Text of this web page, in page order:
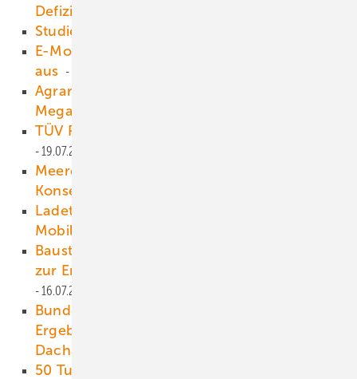
Defizit 2050
Studie: fast gar keine Kollisionen
E-Mobilität: Europa baut seine Marktposition
aus
Agrarbetrieb verpachtet Dächer für 1,5
Megawatt Solarleistung
TÜV Rheinland zertifiziert Wasserstoff
19.07.2021
Meereswindkraft und Naturschutz suchen
Konsens
Ladetechnik für private & gewerbliche E-
Mobilität
Baustart für die größte bayerische Anlage
zur Erzeugung von grünem Wasserstoff
16.07.2021
Bundesnetzagentur veröffentlicht
Ergebnisse der ersten Ausschreibung von
Dachanlagen
50 Turbinen mit jeweils 174 Meter Rotor